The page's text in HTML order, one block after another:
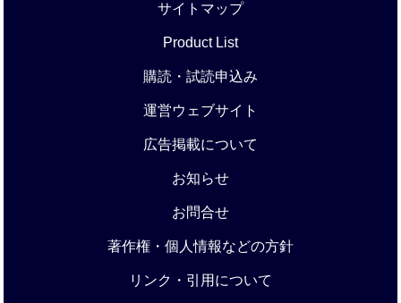
サイトマップ
Product List
購読・試読申込み
運営ウェブサイト
広告掲載について
お知らせ
お問合せ
著作権・個人情報などの方針
リンク・引用について